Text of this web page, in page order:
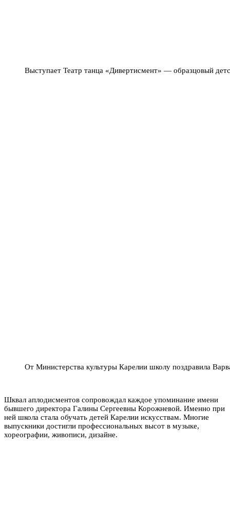
Выступает Театр танца «Дивертисмент» — образцовый
От Министерства культуры Карелии школу поздравила
Шквал аплодисментов сопровождал каждое упоминание имени
бывшего директора Галины Сергеевны Корожневой. Именно при
ней школа стала обучать детей Карелии искусствам. Многие
выпускники достигли профессиональных высот в музыке,
хореографии, живописи, дизайне.